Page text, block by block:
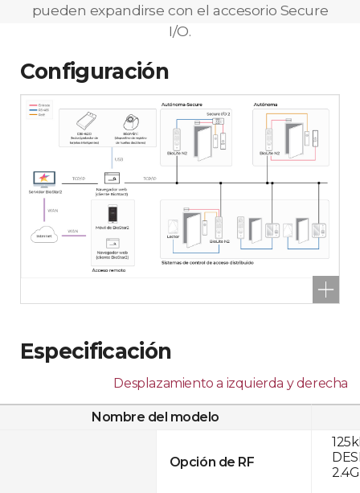
pueden expandirse con el accesorio Secure
I/O.
Configuración
Especificación
Desplazamiento a izquierda y derecha
Nombre del modelo
Opción de RF